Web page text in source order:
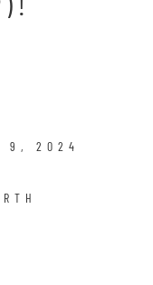
9, 2024